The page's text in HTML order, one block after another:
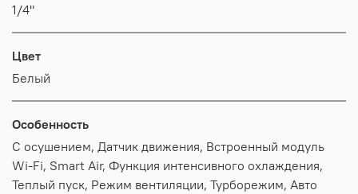
1/4"
Цвет
Белый
Особенность
С осушением, Датчик движения, Встроенный модуль
Wi-Fi, Smart Air, Функция интенсивного охлаждения,
Теплый пуск, Режим вентиляции, Турборежим, Авто